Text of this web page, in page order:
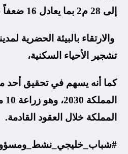
إلى 28 م2 بما يعادل 16 ضعفاً عمّا هو عليه الآن،
والارتقاء بالبيئة الحضرية
تشجير الأحياء السكنية،
كما أنه يسهم في تحقيق أحد
المملكة خلال العقود القادمة.